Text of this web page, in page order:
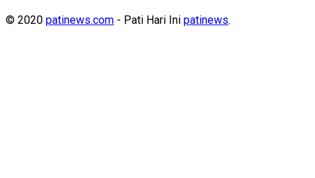
© 2020 patinews.com - Pati Hari Ini patinews.